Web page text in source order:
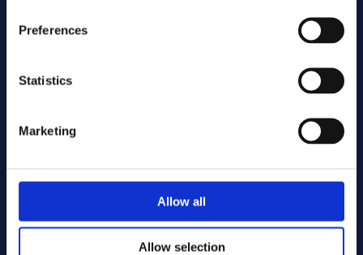
Preferences
Statistics
Marketing
Allow all
Allow selection
Associerade produkter